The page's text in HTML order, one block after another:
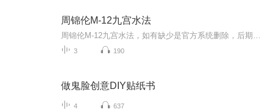
周锦伦M-12九宫水法
3 190
做鬼脸创意DIY贴纸书
4 637